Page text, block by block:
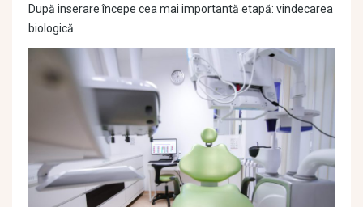
După inserare începe cea mai importantă etapă: vindecarea
biologică.